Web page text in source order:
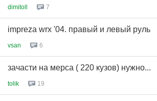
dimitoll 7
impreza wrx '04. правый и левый руль
vsan 6
зачасти на мерса ( 220 кузов) нужно...
tolik 19